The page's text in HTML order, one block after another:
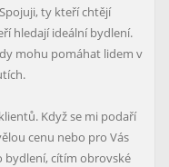
ty kteří chtějí
hledají ideální bydlení.
mohu pomáhat lidem v
Když se mi podaří
cenu nebo pro Vás
bydlení, cítím obrovské